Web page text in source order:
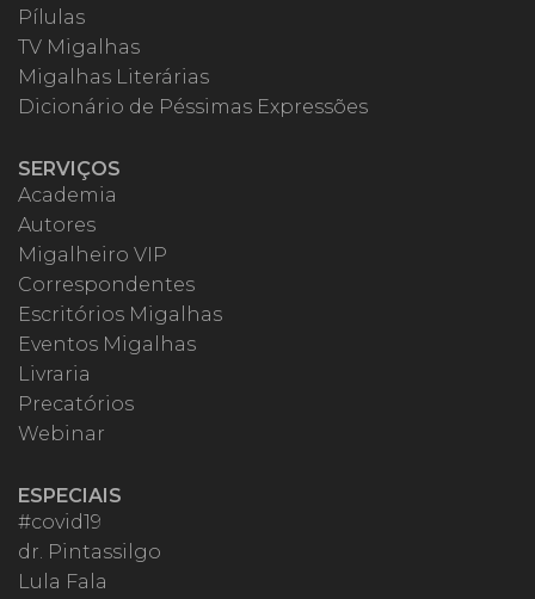
Pílulas
TV Migalhas
Migalhas Literárias
Dicionário de Péssimas Expressões
SERVIÇOS
Academia
Autores
Migalheiro VIP
Correspondentes
Escritórios Migalhas
Eventos Migalhas
Livraria
Precatórios
Webinar
ESPECIAIS
#covid19
dr. Pintassilgo
Lula Fala